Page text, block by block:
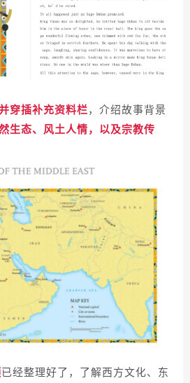
穿插补充资料栏，介绍故事背景
生态、风土人情，以及宗教传
已经整理好了，了解西方文化、东